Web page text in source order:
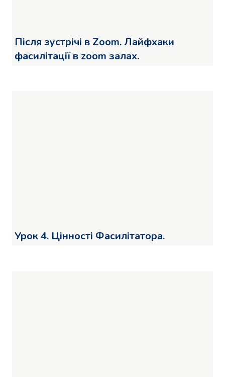
Після зустрічі в Zoom. Лайфхаки
фасилітації в zoom залах.
Урок 4. Цінності Фасилітатора.